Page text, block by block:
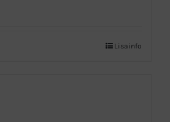
Lisainfo